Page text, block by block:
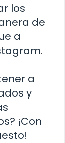
los
de
a
a
y
¡Con